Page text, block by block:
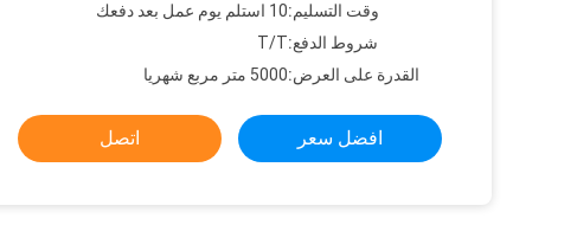
وقت التسليم:10 استلم يوم عمل بعد دفعك
شروط الدفع:T/T
القدرة على العرض:5000 متر مربع شهريا
افضل سعر اتصل